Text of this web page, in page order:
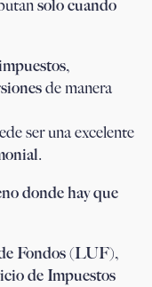
solo cuando
,
de manera
ser una excelente
.
donde hay que
Fondos (LUF),
de Impuestos